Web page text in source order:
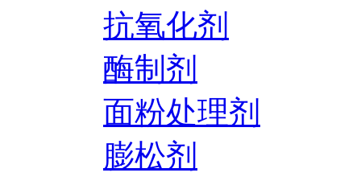
抗氧化剂
酶制剂
面粉处理剂
膨松剂